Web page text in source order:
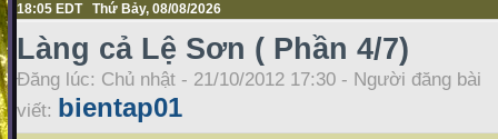
18:05 EDT Thứ Bảy, 08/08/2026
Làng cả Lệ Sơn ( Phần 4/7)
Đăng lúc: Chủ nhật - 21/10/2012 17:30 - Người đăng bài
viết: bientap01